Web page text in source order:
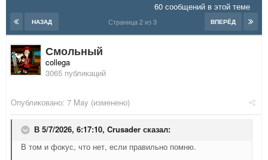
60 сообщений в этой теме
НАЗАД ВПЕРЁД
Страница 2 из 3
Смольный
collega
3065 публикаций
Опубликовано: 7 May (изменено)
В 5/7/2026, 6:17:10, Crusader сказал:
В том и фокус, что нет, если правильно помню.